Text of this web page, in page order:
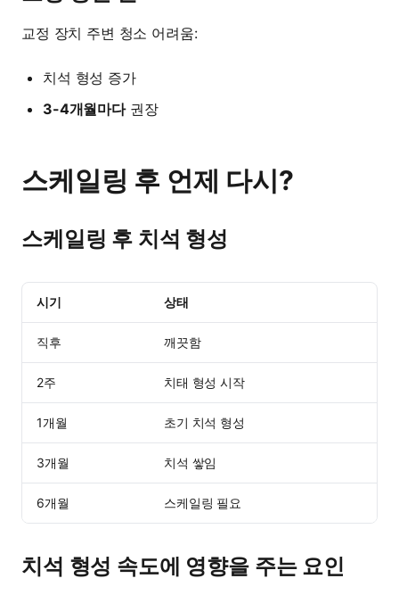
교정 장치 주변 청소 어려움:
치석 형성 증가
3-4개월마다권장
스케일링 후 언제 다시?
스케일링 후 치석 형성
시기 상태
직후 깨끗함
2주 치태 형성 시작
1개월 초기 치석 형성
3개월 치석 쌓임
6개월 스케일링 필요
치석 형성 속도에 영향을 주는 요인